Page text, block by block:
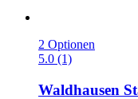
2 Optionen
5.0 (1)
Waldhausen